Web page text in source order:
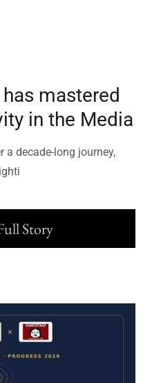
mastered
in the Media
a decade-long journey,
Story